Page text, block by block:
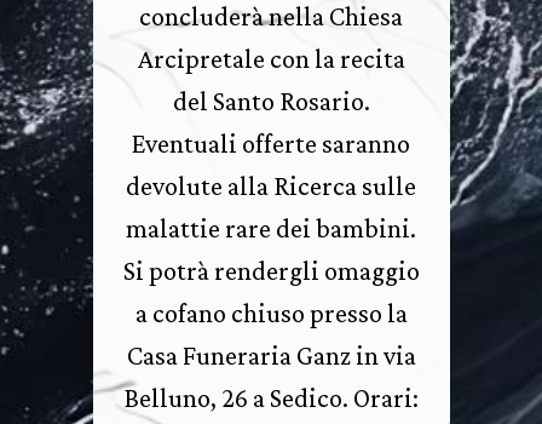
concluderà nella Chiesa
Arcipretale con la recita
del Santo Rosario.
Eventuali offerte saranno
devolute alla Ricerca sulle
malattie rare dei bambini.
Si potrà rendergli omaggio
a cofano chiuso presso la
Casa Funeraria Ganz in via
Belluno, 26 a Sedico. Orari: